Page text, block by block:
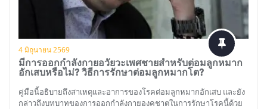
4 มิถุนายน 2569
มีการออกกำลังกายอวัยวะเพศชายสำหรับต่อมลูกหมาก
อักเสบหรือไม่? วิธีการรักษาต่อมลูกหมากโต?
คู่มือนี้อธิบายถึงสาเหตุและอาการของโรคต่อมลูกหมากอักเสบ และยัง
กล่าวถึงบทบาทของการออกกำลังกายองคชาตในการรักษาโรคนี้ด้วย